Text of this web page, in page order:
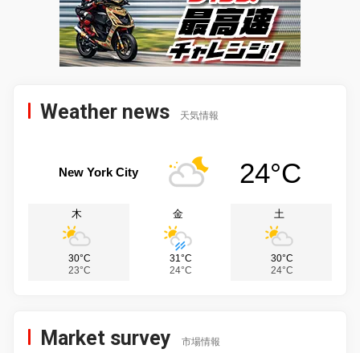
Weather news 天気情報
New York City 24°C
木
30°C
23°C
金
31°C
24°C
土
30°C
24°C
Market survey 市場情報